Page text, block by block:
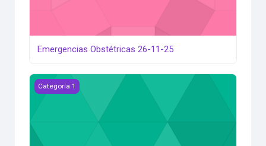
Emergencias Obstétricas 26-11-25
Emergencias Obstétricas 26-11-25
Categoría 1